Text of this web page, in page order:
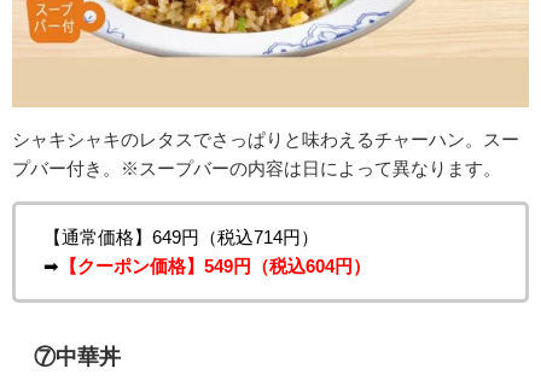
シャキシャキのレタスでさっぱりと味わえるチャーハン。
スー
プバー付き。※スープバーの内容は日によって異なります。
【通常価格】649円（税込714円）
➡ 【クーポン価格】549円（税込604円）
⑦中華丼